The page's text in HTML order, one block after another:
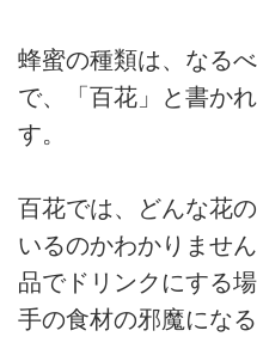
蜂蜜の種類は、なる
で、「百花」と書か
す。
百花では、どんな花
いるのかわかりませ
品でドリンクにする
手の食材の邪魔にな